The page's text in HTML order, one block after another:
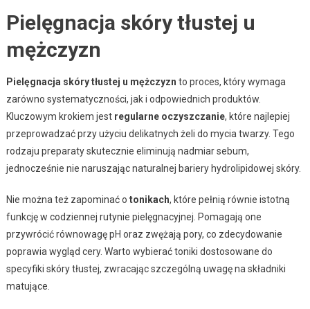
Pielęgnacja skóry tłustej u
mężczyzn
Pielęgnacja skóry tłustej u mężczyzn to proces, który wymaga
zarówno systematyczności, jak i odpowiednich produktów.
Kluczowym krokiem jest regularne oczyszczanie, które najlepiej
przeprowadzać przy użyciu delikatnych żeli do mycia twarzy. Tego
rodzaju preparaty skutecznie eliminują nadmiar sebum,
jednocześnie nie naruszając naturalnej bariery hydrolipidowej skóry.
Nie można też zapominać o tonikach, które pełnią równie istotną
funkcję w codziennej rutynie pielęgnacyjnej. Pomagają one
przywrócić równowagę pH oraz zwężają pory, co zdecydowanie
poprawia wygląd cery. Warto wybierać toniki dostosowane do
specyfiki skóry tłustej, zwracając szczególną uwagę na składniki
matujące.